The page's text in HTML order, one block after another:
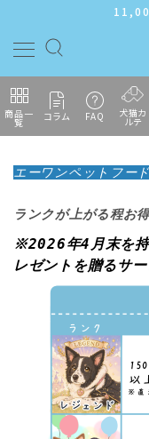
商品一
覧 コラム FAQ 犬猫カ
ルテ
ACCOUNT MENU
ログイン
カテゴリーから探す
メンバーシップ
よくあるご質問
ご利用ガイド
エーワンペットフー
ランクが上がる程お
※2026年4月末を持
レゼントを贈るサ